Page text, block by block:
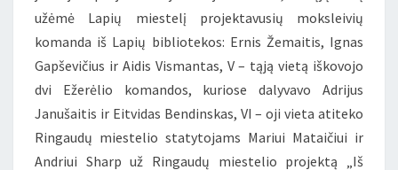
užėmė Lapių miestelį projektavusių moksleivių
komanda iš Lapių bibliotekos: Ernis Žemaitis, Ignas
Gapševičius ir Aidis Vismantas, V – tąją vietą iškovojo
dvi Ežerėlio komandos, kuriose dalyvavo Adrijus
Janušaitis ir Eitvidas Bendinskas, VI – oji vieta atiteko
Ringaudų miestelio statytojams Mariui Mataičiui ir
Andriui Sharp už Ringaudų miestelio projektą „Iš